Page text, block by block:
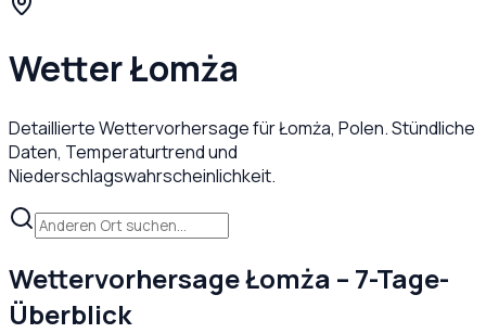
WetterŁomża
Detaillierte Wettervorhersage fürŁomża, Polen. Stündliche
Daten, Temperaturtrend und
Niederschlagswahrscheinlichkeit.
WettervorhersageŁomża – 7-Tage-
Überblick